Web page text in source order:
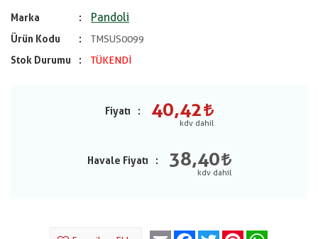
Marka Pandoli
Ürün Kodu
TMSUS0099
Stok Durumu
TÜKENDİ
Fiyatı 40,42
Havale Fiyatı 38,40
Email Facebook
Twitter Pinterest